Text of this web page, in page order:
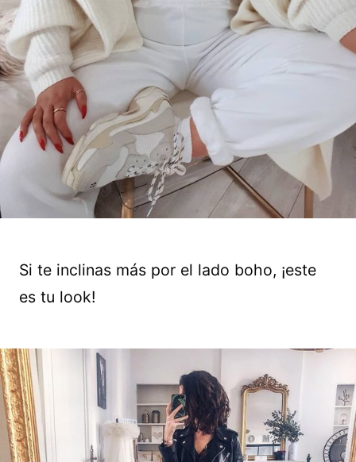
Si te inclinas más por el lado boho, ¡este
es tu look!